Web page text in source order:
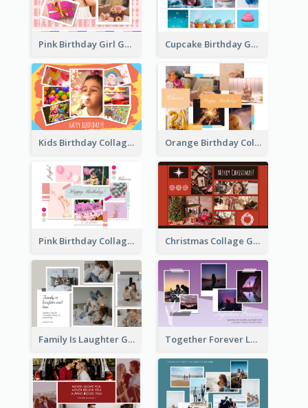
Pink Birthday Girl Greeting Card Cupcake Birthday Greeting Card
Kids Birthday Collage Greeting Card Orange Birthday Collage Greeting Card
Pink Birthday Collage Greeting Card Christmas Collage Greeting Card
Family Is Laughter Greeting Card Together Forever Love Greeting Card